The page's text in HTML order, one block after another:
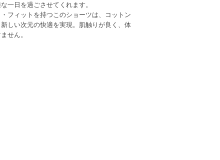
一日を過ごさせてくれます。
フィットを持つこのショーツは、コットン
しい次元の快適を実現。肌触りが良く、体
せん。